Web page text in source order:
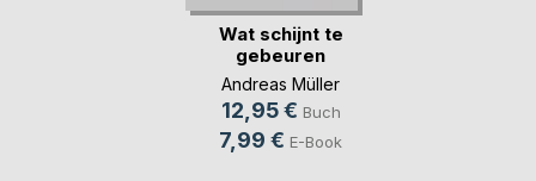
Wat schijnt te
gebeuren
Andreas Müller
12,95 € Buch
7,99 € E-Book